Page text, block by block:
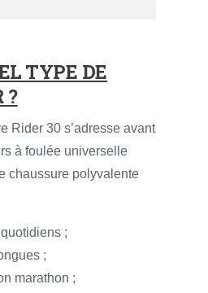
TYPE DE
?
Rider 30 s’adresse avant
à foulée universelle
chaussure polyvalente
;
;
marathon ;